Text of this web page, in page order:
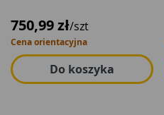
750,99 zł/szt
Cena orientacyjna
Do koszyka